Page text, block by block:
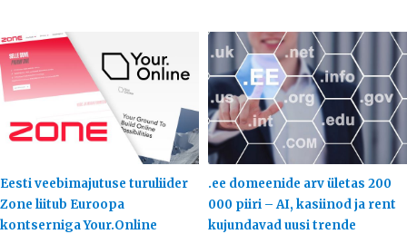
Eesti veebimajutuse turuliider
Zone liitub Euroopa
kontserniga Your.Online
.ee domeenide arv ületas 200
000 piiri – AI, kasiinod ja rent
kujundavad uusi trende